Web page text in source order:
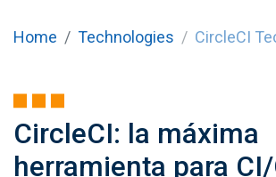
Home Technologies CircleCI
CircleCI: la máxima
herramienta para CI/